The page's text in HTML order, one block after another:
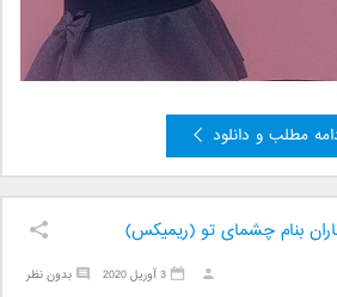
مطلب و دانلود
بنام چشمای تو (ریمیکس)
بدون نظر 3 آوریل 2020